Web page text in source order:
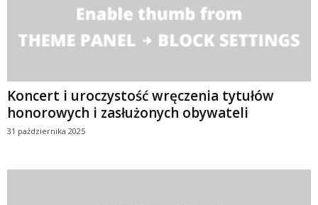
Koncert i uroczystość wręczenia tytułów
honorowych i zasłużonych obywateli
31 października 2025